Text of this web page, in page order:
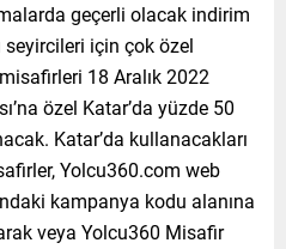
geçerli olacak indirim
seyircileri için çok özel
18 Aralık 2022
özel Katar’da yüzde 50
Katar’da kullanacakları
Yolcu360.com web
kampanya kodu alanına
veya Yolcu360 Misafir